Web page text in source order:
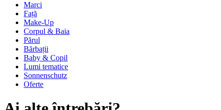
Marci
Față
Make-Up
Corpul & Baia
Părul
Bărbații
Baby & Copil
Lumi tematice
Sonnenschutz
Oferte